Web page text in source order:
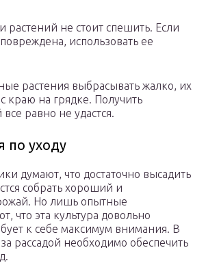
растений не стоит спешить. Если
использовать ее
растения выбрасывать жалко, их
краю на грядке. Получить
равно не удастся.
по уходу
думают, что достаточно высадить
собрать хороший и
Но лишь опытные
что эта культура довольно
к себе максимум внимания. В
рассадой необходимо обеспечить